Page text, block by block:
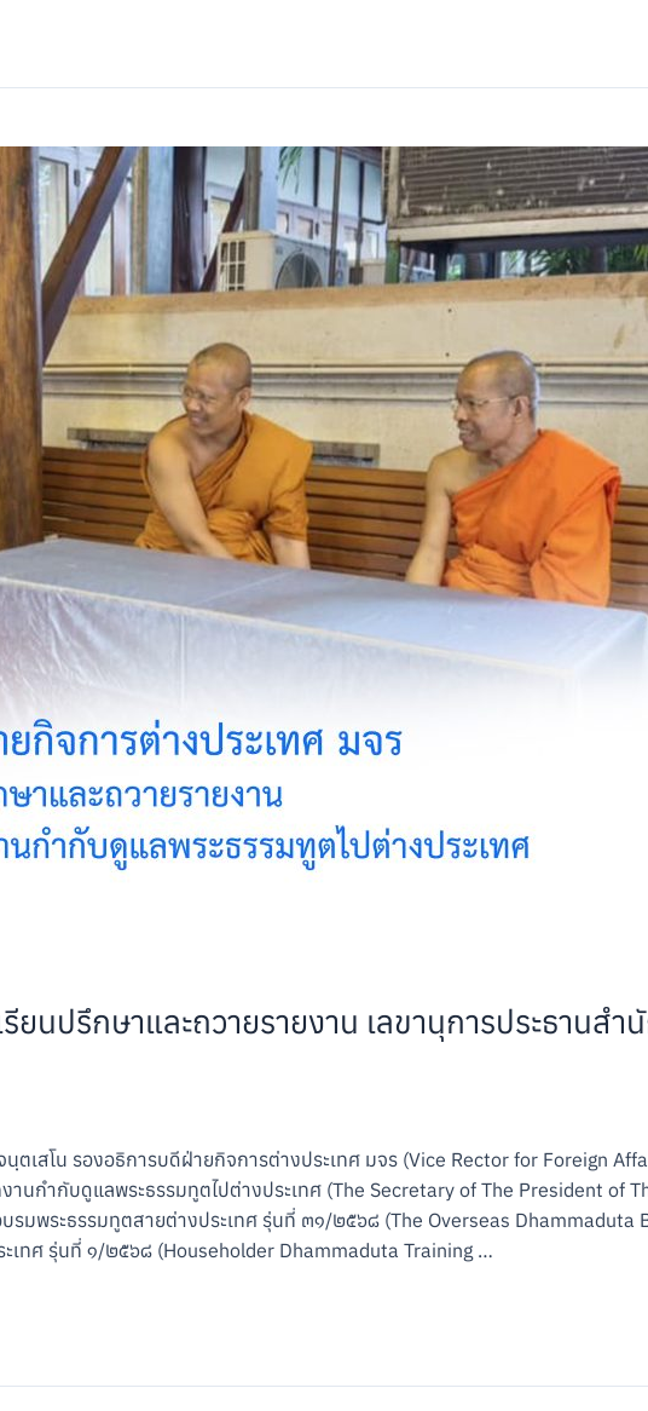
ยนปรึกษาและถวายรายงาน เลขานุการประธานสำ
โน รองอธิการบดีฝ่ายกิจการต่างประเทศ มจร (Vice Rector for Foreign
นกำกับดูแลพระธรรมทูตไปต่างประเทศ (The Secretary of The President of
รมพระธรรมทูตสายต่างประเทศ รุ่นที่ ๓๑/๒๕๖๘ (The Overseas Dhammaduta
เทศ รุ่นที่ ๑/๒๕๖๘ (Householder Dhammaduta Training …